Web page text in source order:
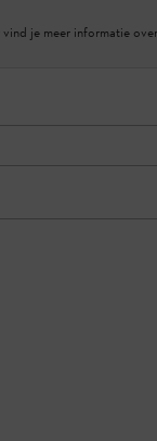
je meer informatie